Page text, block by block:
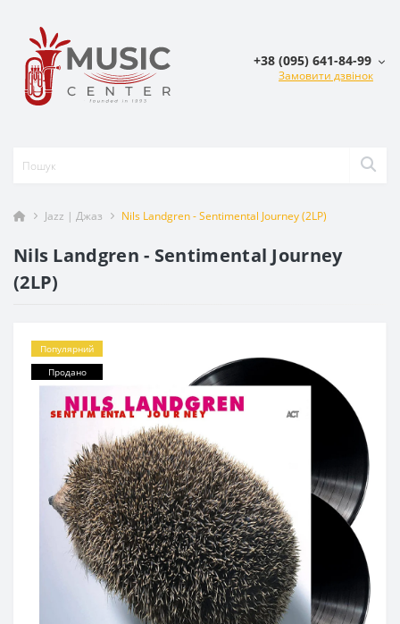
+38 (095) 641-84-99
Замовити дзвінок
Jazz | Джаз Nils Landgren - Sentimental Journey (2LP)
Nils Landgren - Sentimental Journey
(2LP)
Популярний
Продано